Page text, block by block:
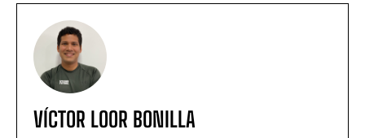
VÍCTOR LOOR BONILLA